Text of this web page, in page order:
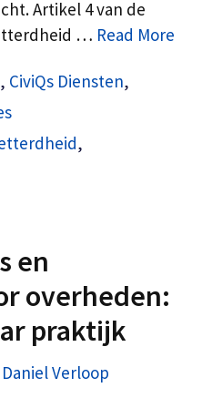
Artikel 4 van de
… Read More
, CiviQs Diensten,
,
en
overheden:
praktijk
Daniel Verloop